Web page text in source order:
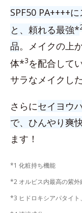
SPF50 PA++++
と、頼れる最強*
品。メイクの上
体*3を配合して
サラなメイクし
さらにセイヨウ
で、ひんやり爽
ます！
*1 化粧持ち機能
*2 オルビス内最高の紫外
*3 ヒドロキシアパタイト